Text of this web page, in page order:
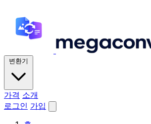
변환기
가격 소개
로그인 가입